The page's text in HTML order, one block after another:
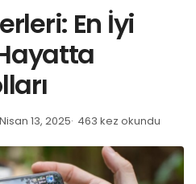
En İyi
Nisan 13, 2025 463 kez okundu